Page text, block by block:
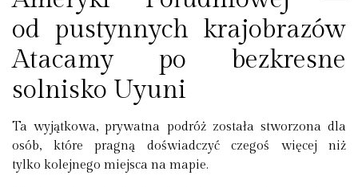
od pustynnych krajobrazów
Atacamy po bezkresne
solnisko Uyuni
Ta wyjątkowa, prywatna podróż została stworzona dla
osób, które pragną doświadczyć czegoś więcej niż
tylko kolejnego miejsca na mapie.